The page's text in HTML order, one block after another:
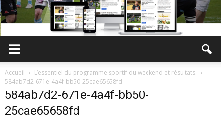
Sport
Accueil
L’essentiel du programme sportif du weekend et résultats.
584ab7d2-671e-4a4f-bb50-25cae65658fd
584ab7d2-671e-4a4f-bb50-
25cae65658fd